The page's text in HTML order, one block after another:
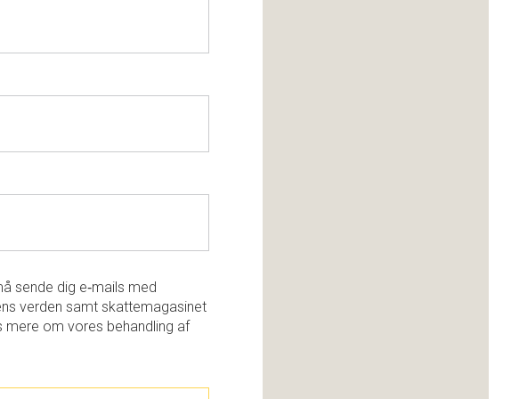
sende dig e‑mails med
verden samt skattemagasinet
mere om vores behandling af